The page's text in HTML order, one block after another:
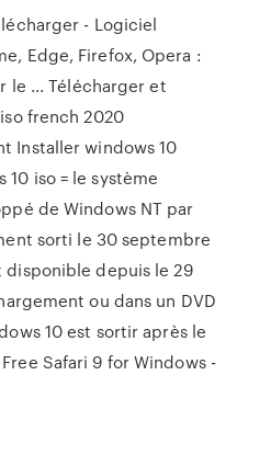
- Logiciel
Edge, Firefox, Opera :
le ... Télécharger et
french 2020
Installer windows 10
iso = le système
de Windows NT par
sorti le 30 septembre
disponible depuis le 29
ou dans un DVD
10 est sortir après le
Safari 9 for Windows -